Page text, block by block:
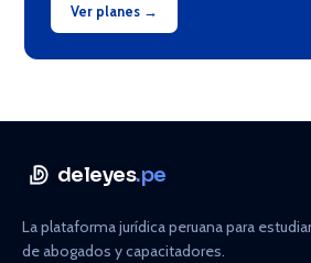
Ver planes →
deleyes.pe
La plataforma jurídica peruana para
de abogados y capacitadores.